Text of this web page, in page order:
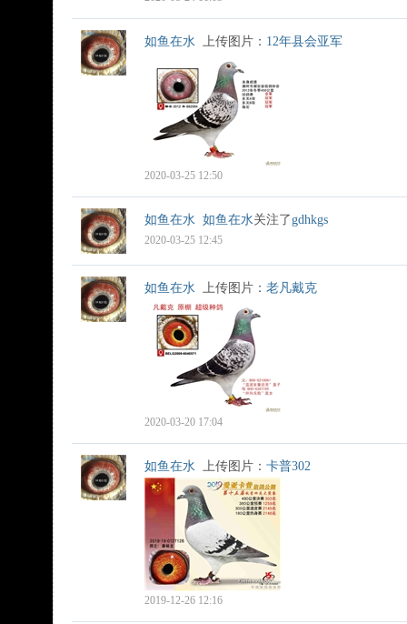
如鱼在水 上传图片： 12年县会亚军
2020-03-25 12:50
如鱼在水 如鱼在水关注了gdhkgs
2020-03-25 12:45
如鱼在水 上传图片： 老凡戴克
2020-03-20 17:04
如鱼在水 上传图片： 卡普302
2019-12-26 12:16